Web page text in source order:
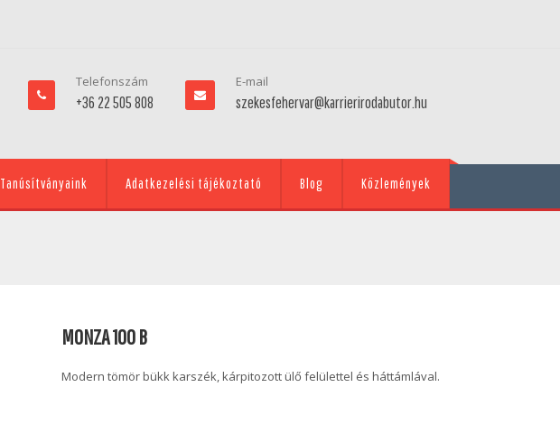
Telefonszám
+36 22 505 808
E-mail
szekesfehervar@karrierirodabutor.hu
Tanúsítványaink Adatkezelési tájékoztató Blog Közlemények
MONZA 100 B
Modern tömör bükk karszék, kárpitozott ülő felülettel és háttámlával.